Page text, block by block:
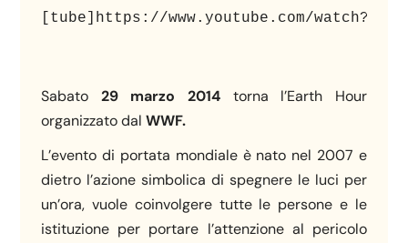
[tube]https://www.youtube.com/
Sabato 29 marzo 2014 torna l’Earth Hour
organizzato dal WWF.
L’evento di portata mondiale è nato nel 2007 e
dietro l’azione simbolica di spegnere le luci per
un’ora, vuole coinvolgere tutte le persone e le
istituzione per portare l’attenzione al pericolo